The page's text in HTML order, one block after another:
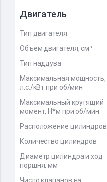
Двигатель
Тип двигателя
Объем двигателя, см³
Тип наддува
Максимальная мощность,
л.с./кВт при об/мин
Максимальный крутящий
момент, Н*м при об/мин
Расположение цилиндров
Количество цилиндров
Диаметр цилиндра и ход
поршня, мм
Число клапанов на